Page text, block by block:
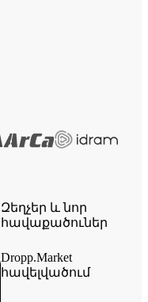
Զեղչեր և նոր
հավաքածուներ
Dropp.Market
հավելվածում